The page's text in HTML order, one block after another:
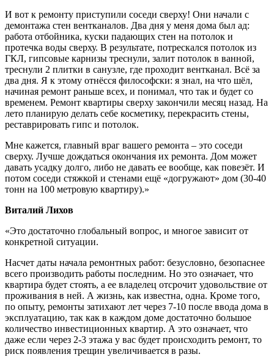
И вот к ремонту приступили соседи сверху! Они начали с
демонтажа стен вентканалов. Два дня у меня дома был ад:
работа отбойника, куски падающих стен на потолок и
протечка воды сверху. В результате, потрескался потолок из
ГКЛ, гипсовые карнизы треснули, залит потолок в ванной,
треснули 2 плитки в санузле, где проходит вентканал. Всё за
два дня. Я к этому отнёсся философски: я знал, на что шёл,
начиная ремонт раньше всех, и понимал, что так и будет со
временем. Ремонт квартиры сверху закончили месяц назад. На
лето планирую делать себе косметику, перекрасить стены,
реставрировать гипс и потолок.
Мне кажется, главный враг вашего ремонта – это соседи
сверху. Лучше дождаться окончания их ремонта. Дом может
давать усадку долго, либо не давать ее вообще, как повезёт. И
потом соседи стяжкой и стенами ещё «догружают» дом (30-40
тонн на 100 метровую квартиру).»
Виталий Лихов
«Это достаточно глобальный вопрос, и многое зависит от
конкретной ситуации.
Насчет даты начала ремонтных работ: безусловно, безопаснее
всего производить работы последним. Но это означает, что
квартира будет стоять, а ее владелец отсрочит удовольствие от
проживания в ней. А жизнь, как известна, одна. Кроме того,
по опыту, ремонты затихают лет через 7-10 после ввода дома в
эксплуатацию, так как в каждом доме достаточно большое
количество инвестиционных квартир. А это означает, что
даже если через 2-3 этажа у вас будет происходить ремонт, то
риск появления трещин увеличивается в разы.